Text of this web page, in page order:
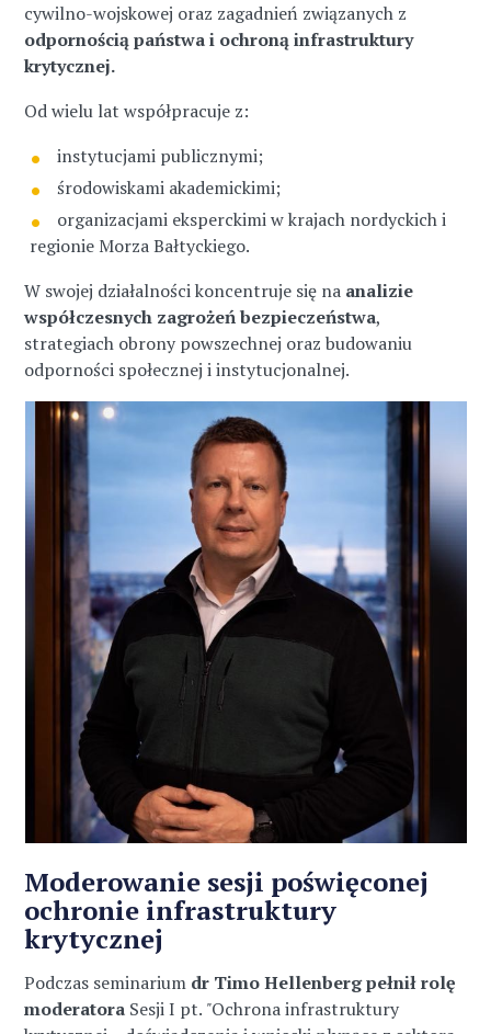
cywilno-wojskowej oraz zagadnień związanych z
odpornością państwa i ochroną infrastruktury
krytycznej.
Od wielu lat współpracuje z:
instytucjami publicznymi;
środowiskami akademickimi;
organizacjami eksperckimi w krajach nordyckich i
regionie Morza Bałtyckiego.
W swojej działalności koncentruje się na analizie
współczesnych zagrożeń bezpieczeństwa,
strategiach obrony powszechnej oraz budowaniu
odporności społecznej i instytucjonalnej.
Moderowanie sesji poświęconej
ochronie infrastruktury
krytycznej
Podczas seminarium dr Timo Hellenberg pełnił rolę
moderatora Sesji I pt. "Ochrona infrastruktury